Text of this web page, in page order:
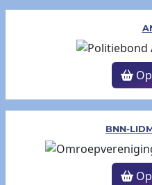
BNN-